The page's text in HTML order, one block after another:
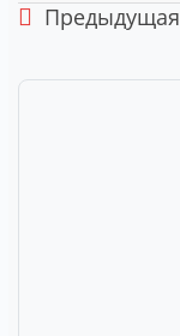
Предыдущая